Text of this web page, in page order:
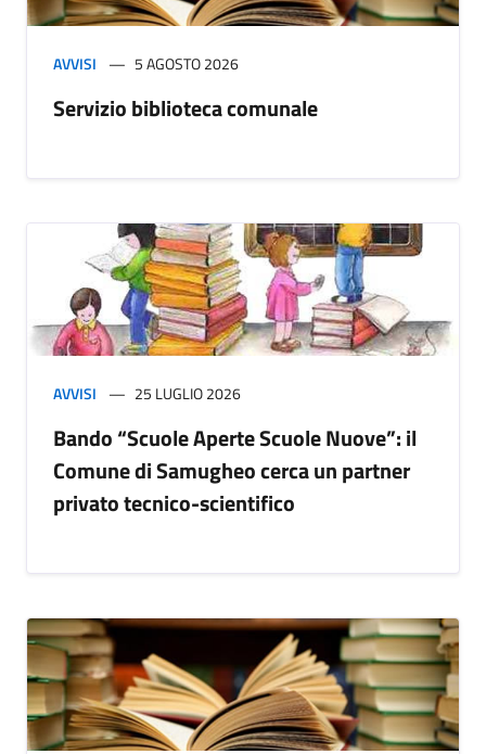
AVVISI 5 AGOSTO 2026
Servizio biblioteca comunale
AVVISI 25 LUGLIO 2026
Bando “Scuole Aperte Scuole Nuove”: il
Comune di Samugheo cerca un partner
privato tecnico-scientifico